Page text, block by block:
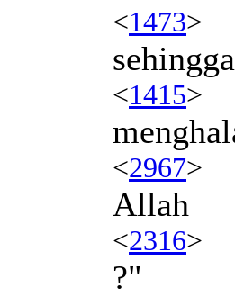
<1473>
<1415>
<2967>
Allah
<2316>
?"